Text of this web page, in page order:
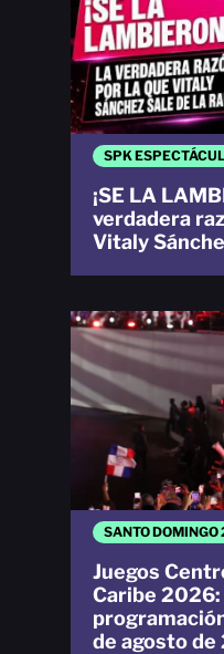
SANTO
Juegos
Caribe
de agosto
SPK
¡SE LA
verdadera
Vitaly